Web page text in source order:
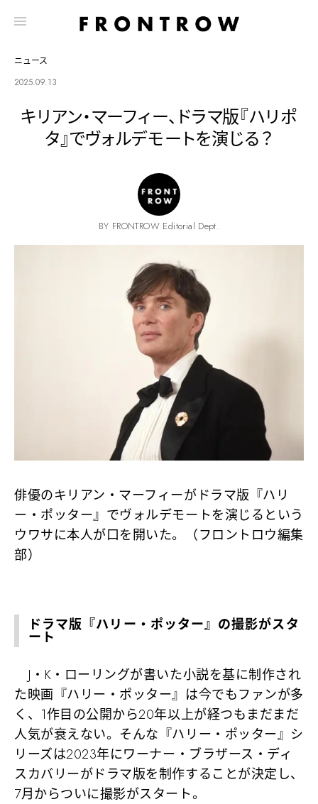
ニュース
2025.09.13
キリアン・マーフィー、ドラマ版『ハリポ
タ』でヴォルデモートを演じる？
BY FRONTROW Editorial Dept.
俳優のキリアン・マーフィーがドラマ版『ハリ
ー・ポッター』でヴォルデモートを演じるという
ウワサに本人が口を開いた。（フロントロウ編集
部）
ドラマ版『ハリー・ポッター』の撮影がスタ
ート
J・K・ローリングが書いた小説を基に制作され
た映画『ハリー・ポッター』は今でもファンが多
く、1作目の公開から20年以上が経つもまだまだ
人気が衰えない。そんな『ハリー・ポッター』シ
リーズは2023年にワーナー・ブラザース・ディ
スカバリーがドラマ版を制作することが決定し、
7月からついに撮影がスタート。